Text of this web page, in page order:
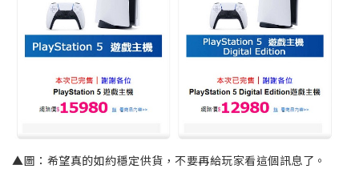
▲圖：希望真的如約穩定供貨，不要再給玩家看這個訊息了。